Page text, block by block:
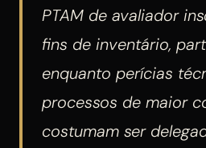
PTAM de avaliador
fins de inventário,
enquanto perícias
processos de maior
costumam ser